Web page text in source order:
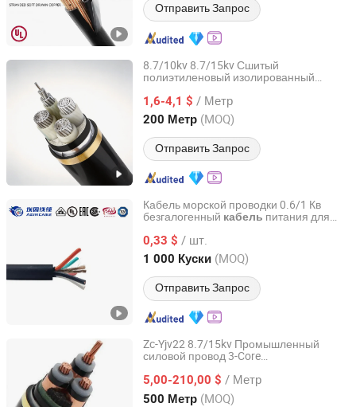
Отправить Запрос
8.7/10kv 8.7/15kv Сшитый
полиэтиленовый изолированный
провода
1,6-4,1 $ / Метр
200 Метр (MOQ)
Отправить Запрос
Wuhong Wire&Cable Group Co., Ltd.
Hebei, China с 2026
Кабель морской проводки 0.6/1 Кв
безгалогенный кабель питания для
0,33 $ / шт.
1 000 Куски (MOQ)
Отправить Запрос
Shanghai Aein Wire & Cable Co., Ltd.
Shanghai, China с 2021
Zc-Yjv22 8.7/15kv Промышленный
силовой провод 3-Core
5,00-210,00 $ / Метр
500 Метр (MOQ)
Suzhou Weiran Electric Power Technology Co., Ltd.
Jiangsu, China с 2025